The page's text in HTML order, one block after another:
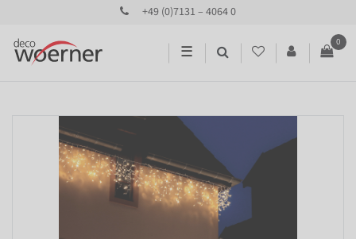
+49 (0)7131 – 4064 0
☰
0